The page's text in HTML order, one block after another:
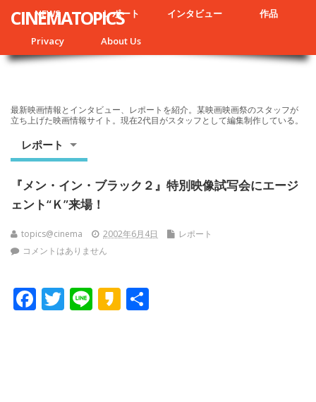
NEWS レポート インタビュー 作品
Privacy About Us
CINEMATOPICS
最新映画情報とインタビュー、レポートを紹介。某映画映画祭のスタッフが
立ち上げた映画情報サイト。現在2代目がスタッフとして編集制作している。
レポート
『メン・イン・ブラック２』特別映像試写会にエージ
ェント“Ｋ”来場！
topics@cinema 2002年6月4日
レポート
コメントはありません
F T Li K